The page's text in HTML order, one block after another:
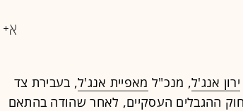
ירון אנג'ל, מנכ"ל מאפיית אנג'ל, בעבירת צד
ההגבלים העסקיים, לאחר שהודה בהתאם